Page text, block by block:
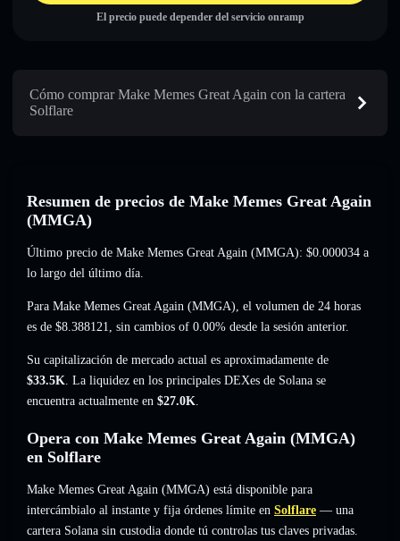
El precio puede depender del servicio onramp
Cómo comprar Make Memes Great Again con la cartera
Solflare
Resumen de precios de Make Memes Great Again
(MMGA)
Último precio de Make Memes Great Again (MMGA): $0.000034 a
lo largo del último día.
Para Make Memes Great Again (MMGA), el volumen de 24 horas
es de $8.388121, sin cambios of 0.00% desde la sesión anterior.
Su capitalización de mercado actual es aproximadamente de
$33.5K. La liquidez en los principales DEXes de Solana se
encuentra actualmente en $27.0K.
Opera con Make Memes Great Again (MMGA)
en Solflare
Make Memes Great Again (MMGA) está disponible para
intercámbialo al instante y fija órdenes límite en Solflare — una
cartera Solana sin custodia donde tú controlas tus claves privadas.